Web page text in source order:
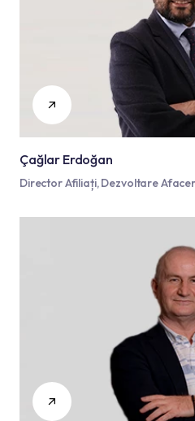
Çağlar Erdoğan
Director Afiliați, Dezvoltare